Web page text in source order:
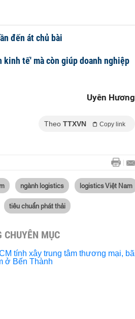
đến át chủ bài
tế' mà còn giúp doanh nghiệp
Uyên Hương
Theo TTXVN Copy link
ngành logistics logistics Việt Nam
tiêu chuẩn phát thải
CHUYÊN MỤC